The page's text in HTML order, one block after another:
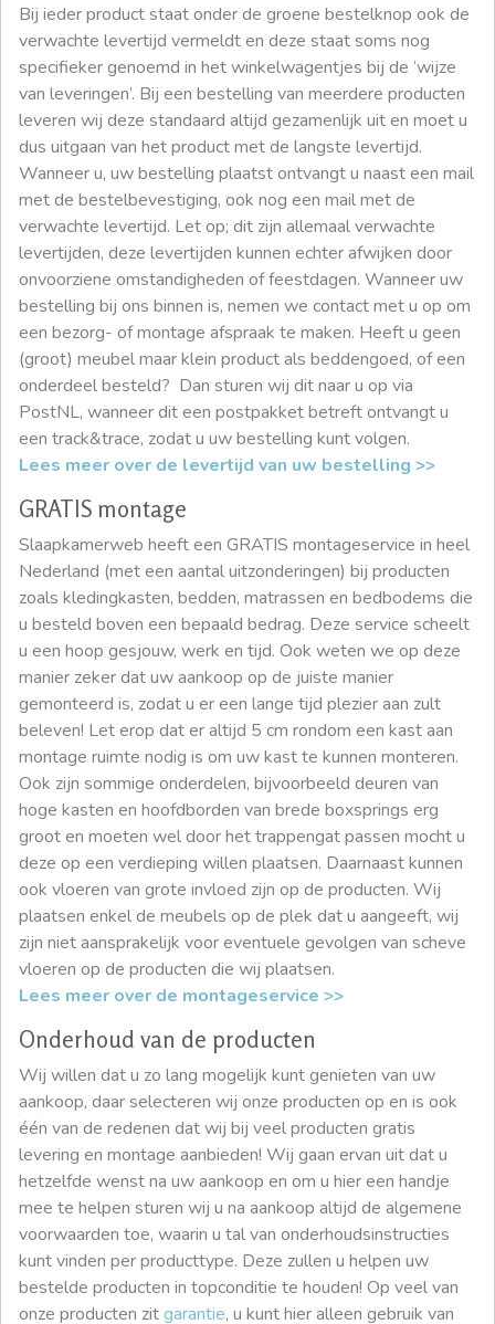
Bij ieder product staat onder de groene bestelknop ook de
verwachte levertijd vermeldt en deze staat soms nog
specifieker genoemd in het winkelwagentjes bij de ‘wijze
van leveringen’. Bij een bestelling van meerdere producten
leveren wij deze standaard altijd gezamenlijk uit en moet u
dus uitgaan van het product met de langste levertijd.
Wanneer u, uw bestelling plaatst ontvangt u naast een mail
met de bestelbevestiging, ook nog een mail met de
verwachte levertijd. Let op; dit zijn allemaal verwachte
levertijden, deze levertijden kunnen echter afwijken door
onvoorziene omstandigheden of feestdagen. Wanneer uw
bestelling bij ons binnen is, nemen we contact met u op om
een bezorg- of montage afspraak te maken. Heeft u geen
(groot) meubel maar klein product als beddengoed, of een
onderdeel besteld? Dan sturen wij dit naar u op via
PostNL, wanneer dit een postpakket betreft ontvangt u
een track&trace, zodat u uw bestelling kunt volgen.
Lees meer over de levertijd van uw bestelling >>
GRATIS montage
Slaapkamerweb heeft een GRATIS montageservice in heel
Nederland (met een aantal uitzonderingen) bij producten
zoals kledingkasten, bedden, matrassen en bedbodems die
u besteld boven een bepaald bedrag. Deze service scheelt
u een hoop gesjouw, werk en tijd. Ook weten we op deze
manier zeker dat uw aankoop op de juiste manier
gemonteerd is, zodat u er een lange tijd plezier aan zult
beleven! Let erop dat er altijd 5 cm rondom een kast aan
montage ruimte nodig is om uw kast te kunnen monteren.
Ook zijn sommige onderdelen, bijvoorbeeld deuren van
hoge kasten en hoofdborden van brede boxsprings erg
groot en moeten wel door het trappengat passen mocht u
deze op een verdieping willen plaatsen. Daarnaast kunnen
ook vloeren van grote invloed zijn op de producten. Wij
plaatsen enkel de meubels op de plek dat u aangeeft, wij
zijn niet aansprakelijk voor eventuele gevolgen van scheve
vloeren op de producten die wij plaatsen.
Lees meer over de montageservice >>
Onderhoud van de producten
Wij willen dat u zo lang mogelijk kunt genieten van uw
aankoop, daar selecteren wij onze producten op en is ook
één van de redenen dat wij bij veel producten gratis
levering en montage aanbieden! Wij gaan ervan uit dat u
hetzelfde wenst na uw aankoop en om u hier een handje
mee te helpen sturen wij u na aankoop altijd de algemene
voorwaarden toe, waarin u tal van onderhoudsinstructies
kunt vinden per producttype. Deze zullen u helpen uw
bestelde producten in topconditie te houden! Op veel van
onze producten zitgarantie, u kunt hier alleen gebruik van